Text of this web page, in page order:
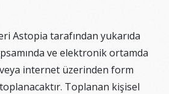
Astopia tarafından yukarıda
ve elektronik ortamda
internet üzerinden form
Toplanan kişisel